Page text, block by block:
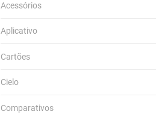
Acessórios
Aplicativo
Cartões
Cielo
Comparativos